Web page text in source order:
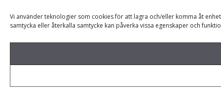
Vi använder teknologier som cookies för att lagra och/eller komma åt
samtycka eller återkalla samtycke kan påverka vissa egenskaper och